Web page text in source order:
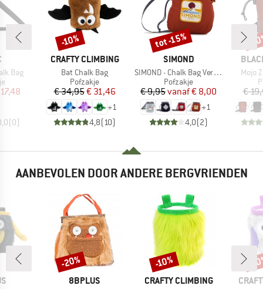
Bag
prijs
(0)
MERK
CRAFTY CLIMBING
Artikel
Bat Chalk Bag
Productgroep
Pofzakje
Prijs
€ 34,95Verlaagde prijs
€ 31,46
+1
4,8(10)
Korting
-10%
MERK
SIMOND
Artikel
SIMOND - Chalk Bag Vertika
Productgroep
Pofzakje
Prijs
€ 9,95 Verlaagde prijs
vanaf€ 8,00
+1
4,0(2)
Korting
tot -15%
MERK
Artikel
Mojo
€
-
AANBEVOLEN DOOR ANDERE BERGVRIENDEN
MERK
8BPLUS
Korting
-20%
MERK
CRAFTY CLIMBING
Korting
-10%
MERK
-